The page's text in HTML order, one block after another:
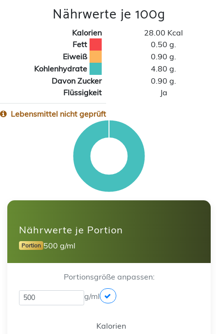
Nährwerte je 100g
Kalorien
28.00 Kcal
Fett
0.50 g.
Eiweiß
0.90 g.
Kohlenhydrate
4.80 g.
Davon Zucker
0.90 g.
Flüssigkeit
Ja
Lebensmittel nicht geprüft
Nährwerte je Portion
Portion 500 g/ml
Portionsgröße anpassen:
g/ml
Kalorien